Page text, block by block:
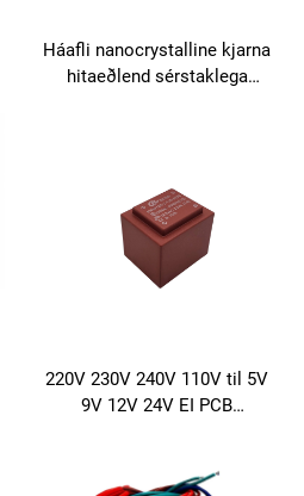
Háafli nanocrystalline kjarna
hitaeðlend sérstaklega
220V 230V 240V 110V til 5V
9V 12V 24V EI PCB
vandamennstransformator